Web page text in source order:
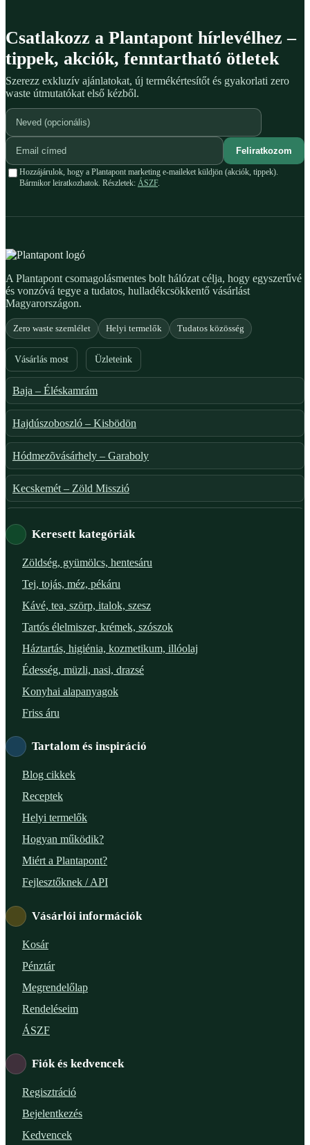
Csatlakozz a Plantapont hírlevélhez –
tippek, akciók, fenntartható ötletek
Szerezz exkluzív ajánlatokat, új termékértesítőt és gyakorlati zero
waste útmutatókat első kézből.
Feliratkozom
Hozzájárulok, hogy a Plantapont marketing e-maileket küldjön (akciók, tippek).
Bármikor leiratkozhatok. Részletek: ÁSZF.
A Plantapont csomagolásmentes bolt hálózat célja, hogy egyszerűvé
és vonzóvá tegye a tudatos, hulladékcsökkentő vásárlást
Magyarországon.
Zero waste szemlélet Helyi termelők Tudatos közösség
Vásárlás most Üzleteink
Baja – Éléskamrám
Hajdúszoboszló – Kisbödön
Hódmezõvásárhely – Garaboly
Kecskemét – Zöld Misszió
XI. ker. – Lemérem
XVIII. ker. – Eni Mag-ház
Keresett kategóriák
Zöldség, gyümölcs, hentesáru
Tej, tojás, méz, pékáru
Kávé, tea, szörp, italok, szesz
Tartós élelmiszer, krémek, szószok
Háztartás, higiénia, kozmetikum, illóolaj
Édesség, müzli, nasi, drazsé
Konyhai alapanyagok
Friss áru
Tartalom és inspiráció
Blog cikkek
Receptek
Helyi termelők
Hogyan működik?
Miért a Plantapont?
Fejlesztőknek / API
Vásárlói információk
Kosár
Pénztár
Megrendelőlap
Rendeléseim
ÁSZF
Fiók és kedvencek
Regisztráció
Bejelentkezés
Kedvencek